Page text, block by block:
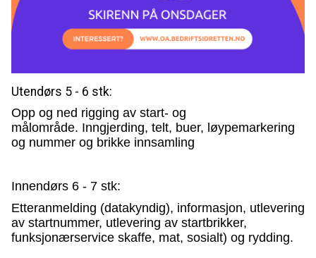
Utendørs 5 - 6 stk:
Opp og ned rigging av start- og
målområde. Inngjerding, telt, buer, løypemarkering
og nummer og brikke innsamling
Innendørs 6 - 7 stk:
Etteranmelding (datakyndig), informasjon, utlevering
av startnummer, utlevering av startbrikker,
funksjonærservice skaffe, mat, sosialt) og rydding.